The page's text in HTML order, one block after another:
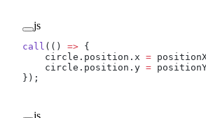
js
call (() => {
    circle.position.x
=
    circle.position.y
=
});
js